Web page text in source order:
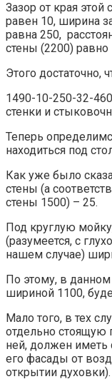
Зазор от края
равен 10, ширина
равна 250,
стены (2200) равно
Этого достаточно,
1490-10-250-32-
стенки и
Теперь
находиться под
Как уже было
стены (а
стены 1500) – 25.
Под круглую
(разумеется, с
нашем случае)
По этому, в
шириной 1100,
Мало того, в тех
отдельно стоящую
ней, должен
его фасады от
открытии духовки).